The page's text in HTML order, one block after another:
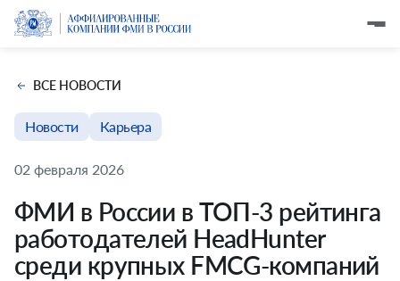
ВСЕ НОВОСТИ
Новости Карьера
02 февраля 2026
ФМИ в России в ТОП-3 рейтинга
работодателей HeadHunter
среди крупных FMCG-компаний